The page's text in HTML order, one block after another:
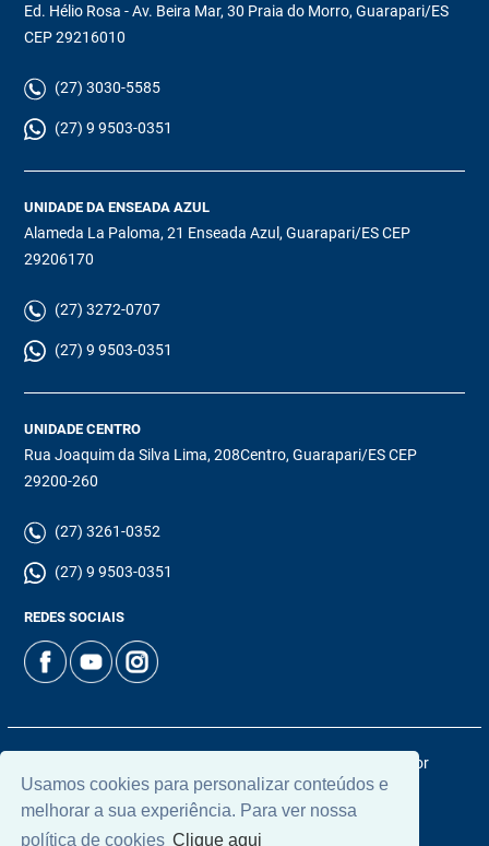
Usamos cookies para personalizar conteúdos e
melhorar a sua experiência. Para ver nossa
política de cookies Clique aqui
Ed. Hélio Rosa - Av. Beira Mar, 30 Praia do Morro, Guarapari/ES
CEP 29216010
(27) 3030-5585
(27) 9 9503-0351
UNIDADE DA ENSEADA AZUL
Alameda La Paloma, 21 Enseada Azul, Guarapari/ES CEP
29206170
(27) 3272-0707
(27) 9 9503-0351
UNIDADE CENTRO
Rua Joaquim da Silva Lima, 208Centro, Guarapari/ES CEP
29200-260
(27) 3261-0352
(27) 9 9503-0351
REDES SOCIAIS
© 2026 | Chamoun Imóveis | CRECI: 5965J | Desenvolvido por
Universal Software.